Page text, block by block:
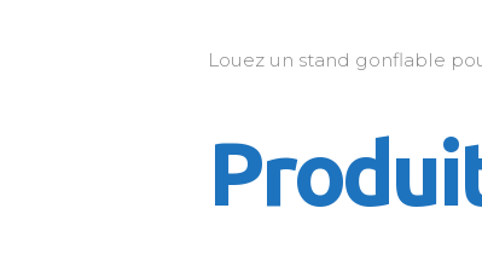
Louez un stand gonflable